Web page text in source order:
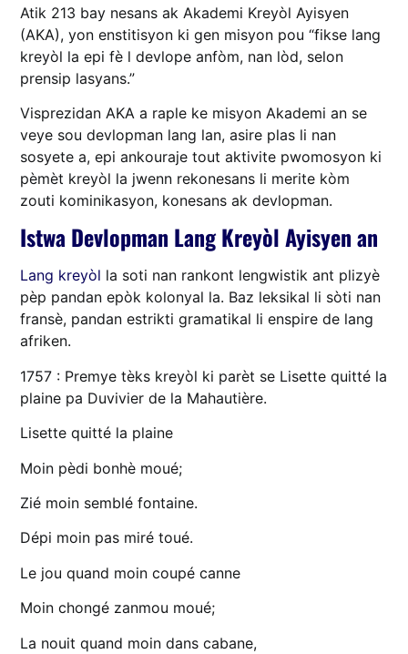
Atik 213 bay nesans ak Akademi Kreyòl Ayisyen
(AKA), yon enstitisyon ki gen misyon pou “fikse lang
kreyòl la epi fè l devlope anfòm, nan lòd, selon
prensip lasyans.”
Visprezidan AKA a raple ke misyon Akademi an se
veye sou devlopman lang lan, asire plas li nan
sosyete a, epi ankouraje tout aktivite pwomosyon ki
pèmèt kreyòl la jwenn rekonesans li merite kòm
zouti kominikasyon, konesans ak devlopman.
Istwa Devlopman Lang Kreyòl Ayisyen an
Lang kreyòl la soti nan rankont lengwistik ant plizyè
pèp pandan epòk kolonyal la. Baz leksikal li sòti nan
fransè, pandan estrikti gramatikal li enspire de lang
afriken.
1757 : Premye tèks kreyòl ki parèt se Lisette quitté la
plaine pa Duvivier de la Mahautière.
Lisette quitté la plaine
Moin pèdi bonhè moué;
Zié moin semblé fontaine.
Dépi moin pas miré toué.
Le jou quand moin coupé canne
Moin chongé zanmou moué;
La nouit quand moin dans cabane,